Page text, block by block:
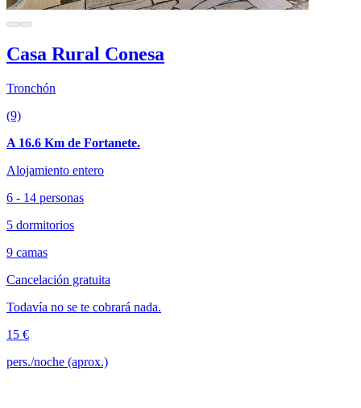
Casa Rural Conesa
Tronchón
(9)
A 16.6 Km de Fortanete.
Alojamiento entero
6 - 14 personas
5 dormitorios
9 camas
Cancelación gratuita
Todavía no se te cobrará nada.
15 €
pers./noche (aprox.)